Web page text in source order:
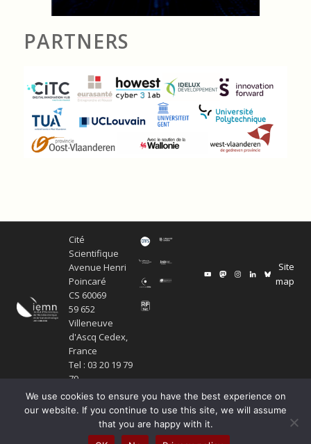
PARTNERS
Cité
Scientifique
Avenue Henri
Poincaré
CS 60069
59 652
Villeneuve
d'Ascq Cedex,
France
Tel : 03 20 19 79
79
Site
map
Copyright Service ECM et pôle SISR 2024
We use cookies to ensure you have the best experience on
our website. If you continue to use this site, we will assume
that you are happy with it.